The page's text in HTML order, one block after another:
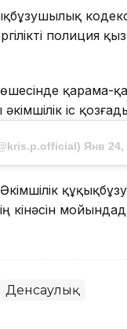
полиция
қарама-
іс
Янв 24,
кінәсін
Денсаулық